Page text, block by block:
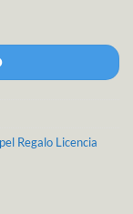
Regalo Licencia